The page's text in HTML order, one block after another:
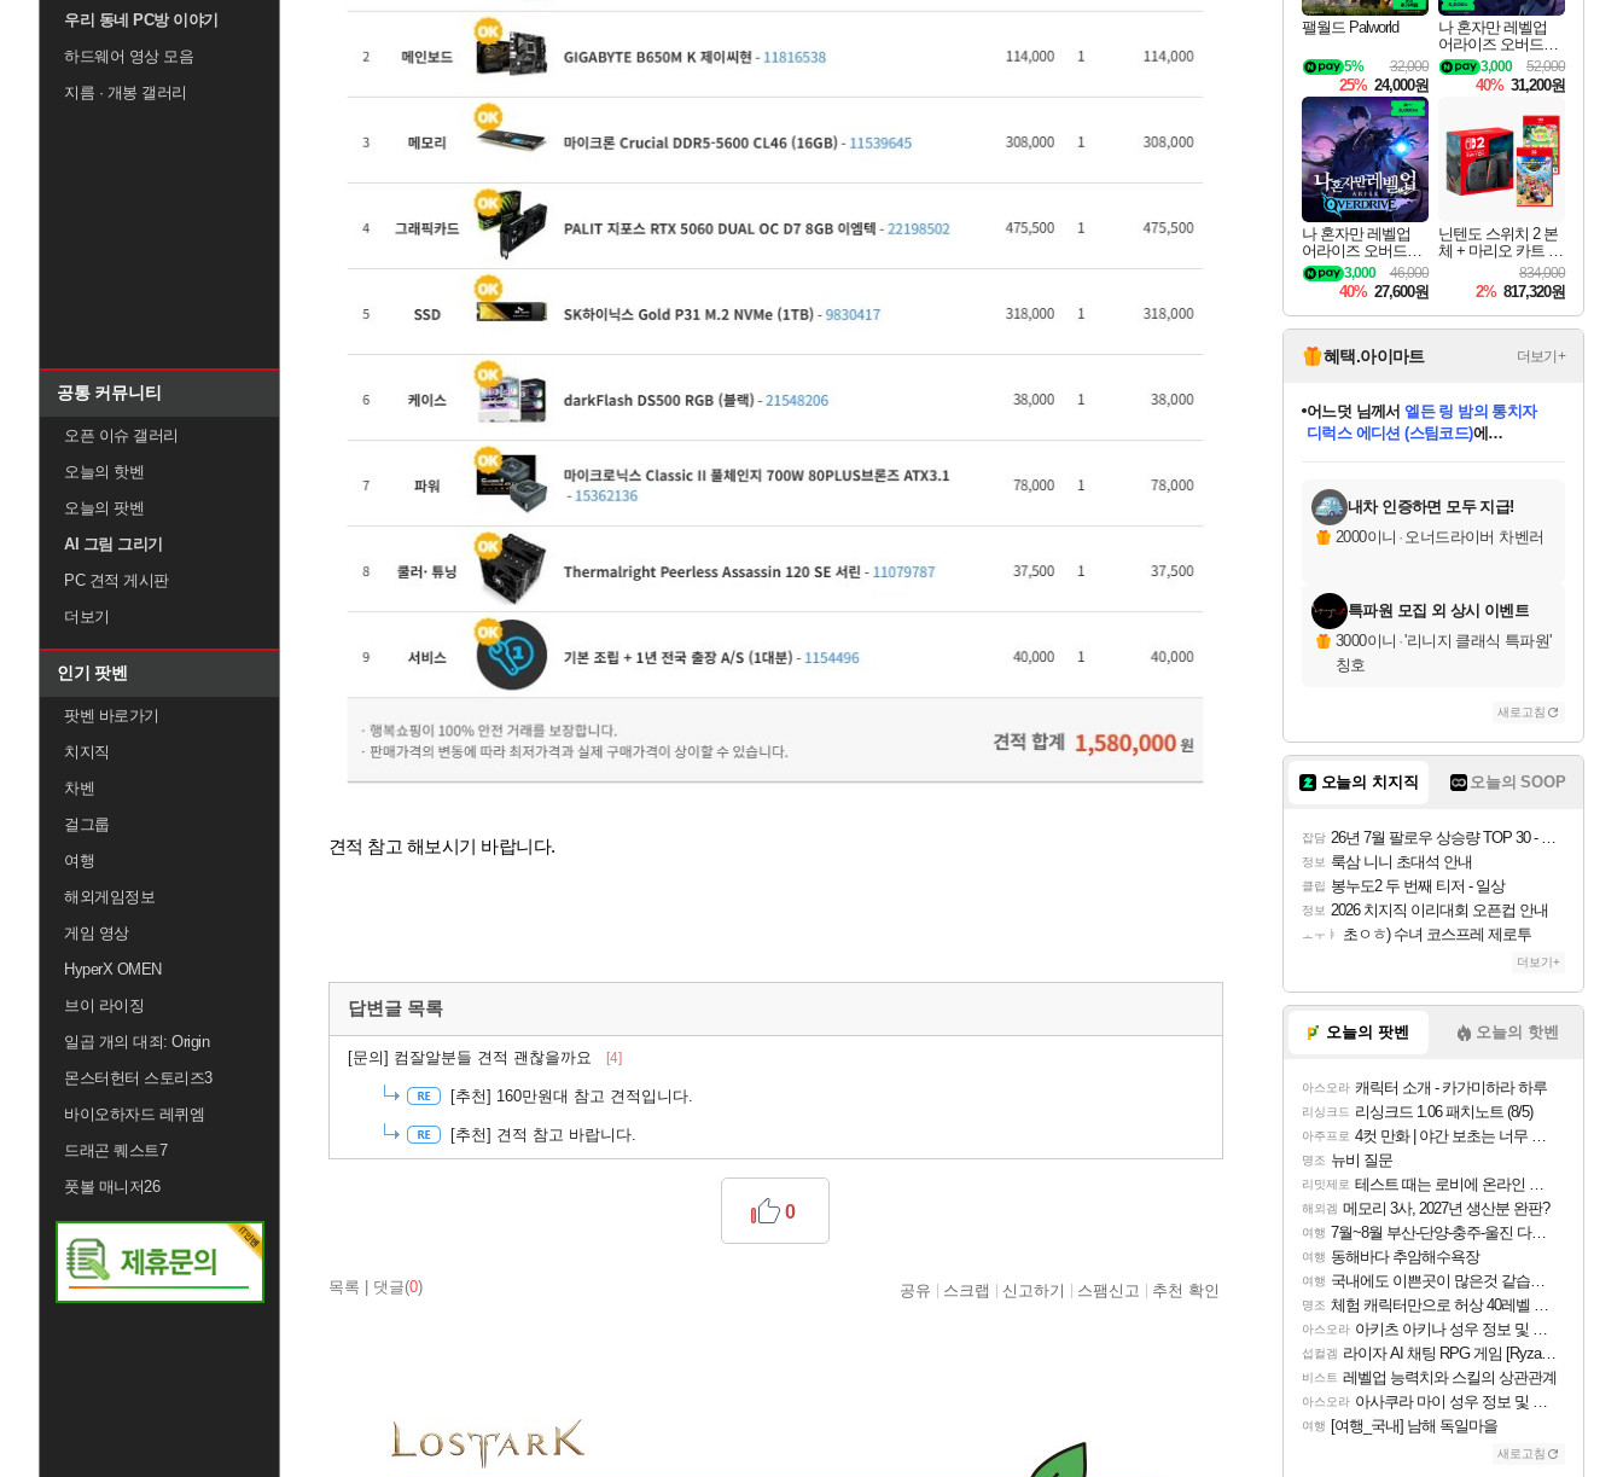
우리 동네 PC방 이야기
하드웨어 영상 모음
지름 · 개봉 갤러리
공통 커뮤니티
오픈 이슈 갤러리
오늘의 핫벤
오늘의 팟벤
AI 그림 그리기
PC 견적 게시판
더보기
인기 팟벤
팟벤 바로가기
치지직
차벤
걸그룹
여행
해외게임정보
게임 영상
HyperX OMEN
브이 라이징
일곱 개의 대죄: Origin
몬스터헌터 스토리즈3
바이오하자드 레퀴엠
드래곤 퀘스트7
풋볼 매니저26
견적 참고 해보시기 바랍니다.
답변글 목록
[문의] 컴잘알분들 견적 괜찮을까요 [4]
[추천] 160만원대 참고 견적입니다.
[추천] 견적 참고 바랍니다.
목록 댓글(0)
0
공유 스크랩 신고하기 스팸신고 추천 확인
팰월드 Palworld
32,000
5%
25% 24,000원
나 혼자만 레벨업
어라이즈 오버드라
이브 디럭스 에디션
Solo Leveling Arise
Overdrive Deluxe Edi
52,000
3,000
40% 31,200원
나 혼자만 레벨업
어라이즈 오버드라
이브 Solo Leveling A
rise
46,000
3,000
40% 27,600원
닌텐도 스위치 2 본
체 + 마리오 카트 월
드 + 포켓몬 포코피
아 번들
834,000
2% 817,320원
혜택.아이마트 더보기+
당첨되셨습니다.
당첨되셨습니다.
어느덧 님께서엘든 링 밤의 통치자
디럭스 에디션 (스팀코드)에
당첨되셨습니다.
에디션 (스팀코드)를 교환.
당첨되셨습니다.
당첨되셨습니다.
당첨되셨습니다.
당첨되셨습니다.
내차 인증하면 모두 지급!
2000이니 · 오너드라이버 차벤러
특파원 모집 외 상시 이벤트
3000이니 ·'리니지 클래식 특파원'
칭호
새로고침
오늘의 치지직 오늘의 SOOP
잡담 26년 7월 팔로우 상승량 TOP 30 - 월간 치지직
정보 룩삼 니니 초대석 안내
클립 봉누도2 두 번째 티저 - 일상
정보 2026 치지직 이리대회 오픈컵 안내
ㅗㅜㅑ 초ㅇㅎ) 수녀 코스프레 제로투
더보기+
오늘의 팟벤 오늘의 핫벤
아스오라 캐릭터 소개 - 카가미하라 하루
리싱크드 리싱크드 1.06 패치노트 (8/5)
아주프로 4컷 만화 | 야간 보초는 너무 힘들어
명조 뉴비 질문
리밋제로 테스트 때는 로비에 온라인 기능이 있는데
해외겜 메모리 3사, 2027년 생산분 완판?
여행 7월~8월 부산-단양-충주-울진 다녀왔어요~
여행 동해바다 추암해수욕장
여행 국내에도 이쁜곳이 많은것 같습니다
명조 체험 캐릭터만으로 허상 40레벨 하이와티아 5분 컷!｜에이메스·린네·모니에 명함
아스오라 아키츠 아키나 성우 정보 및 주요 필모
섭컬겜 라이자 AI 채팅 RPG 게임 [RyzaChat: AI] 공개
비스트 레벨업 능력치와 스킬의 상관관계
아스오라 아사쿠라 마이 성우 정보 및 주요 필모
여행 [여행_국내] 남해 독일마을
새로고침